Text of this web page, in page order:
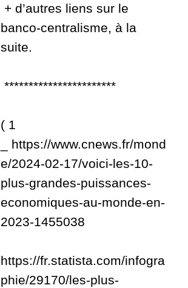
+ d’autres liens sur le
banco-centralisme, à la
suite.
***********************
( 1
https://www.cnews.fr/mond
e/2024-02-17/voici-les-10-
plus-grandes-puissances-
economiques-au-monde-en-
2023-1455038
https://fr.statista.com/infogra
phie/29170/les-plus-